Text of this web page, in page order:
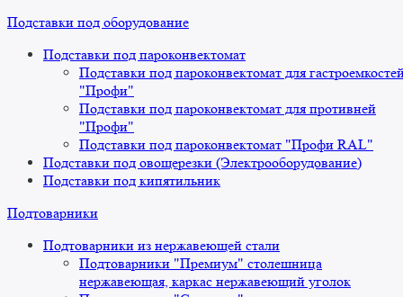
Подставки под оборудование
Подставки под пароконвектомат
Подставки под пароконвектомат для
"Профи"
Подставки под пароконвектомат для противней
"Профи"
Подставки под пароконвектомат "Профи RAL"
Подставки под овощерезки (Электрооборудование)
Подставки под кипятильник
Подтоварники
Подтоварники из нержавеющей стали
Подтоварники "Премиум" столешница
нержавеющая, каркас нержавеющий уголок